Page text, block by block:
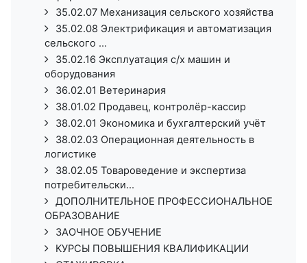
35.02.07 Механизация сельского хозяйства
35.02.08 Электрификация и автоматизация
сельского ...
35.02.16 Эксплуатация с/х машин и
оборудования
36.02.01 Ветеринария
38.01.02 Продавец, контролёр-кассир
38.02.01 Экономика и бухгалтерский учёт
38.02.03 Операционная деятельность в
логистике
38.02.05 Товароведение и экспертиза
потребительски...
ДОПОЛНИТЕЛЬНОЕ ПРОФЕССИОНАЛЬНОЕ
ОБРАЗОВАНИЕ
ЗАОЧНОЕ ОБУЧЕНИЕ
КУРСЫ ПОВЫШЕНИЯ КВАЛИФИКАЦИИ